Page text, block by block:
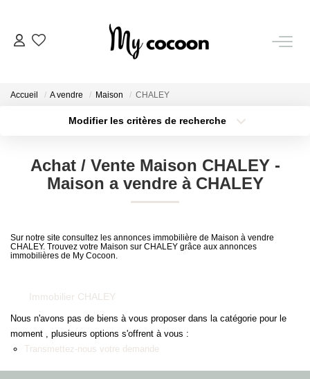
CHASSE IMMOBILIÈRE
Nos Actualités
Accueil A vendre Maison CHALEY
Modifier les critères de recherche
Surface min Budget max
Achat / Vente Maison CHALEY -
Maison a vendre à CHALEY
Sur notre site consultez les annonces immobilière de Maison à vendre
CHALEY. Trouvez votre Maison sur CHALEY grâce aux annonces
immobilières de My Cocoon.
Immobilier CHALEY
Nous n'avons pas de biens à vous proposer dans la catégorie pour le
moment , plusieurs options s'offrent à vous :
Transmettez-nous votre demande